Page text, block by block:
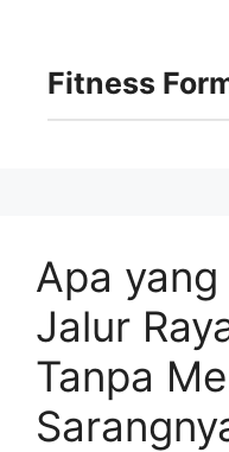
Fitness
Apa
Jalur
Tanpa